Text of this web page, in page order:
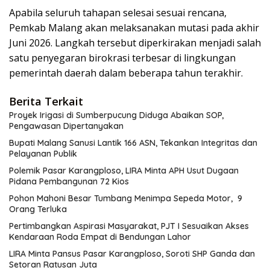
Apabila seluruh tahapan selesai sesuai rencana,
Pemkab Malang akan melaksanakan mutasi pada akhir
Juni 2026. Langkah tersebut diperkirakan menjadi salah
satu penyegaran birokrasi terbesar di lingkungan
pemerintah daerah dalam beberapa tahun terakhir.
Berita Terkait
Proyek Irigasi di Sumberpucung Diduga Abaikan SOP,
Pengawasan Dipertanyakan
Bupati Malang Sanusi Lantik 166 ASN, Tekankan Integritas dan
Pelayanan Publik
Polemik Pasar Karangploso, LIRA Minta APH Usut Dugaan
Pidana Pembangunan 72 Kios
Pohon Mahoni Besar Tumbang Menimpa Sepeda Motor, 9
Orang Terluka
Pertimbangkan Aspirasi Masyarakat, PJT I Sesuaikan Akses
Kendaraan Roda Empat di Bendungan Lahor
LIRA Minta Pansus Pasar Karangploso, Soroti SHP Ganda dan
Setoran Ratusan Juta